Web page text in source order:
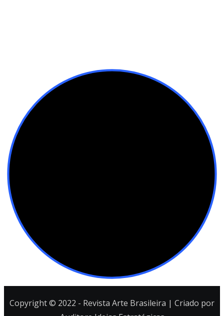
Copyright © 2022 - Revista Arte Brasileira | Criado por